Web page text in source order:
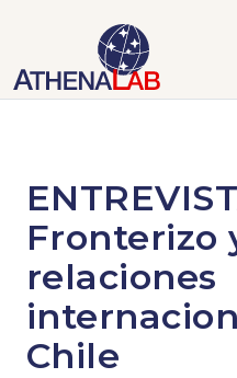
Fronterizo
relaciones
Chile